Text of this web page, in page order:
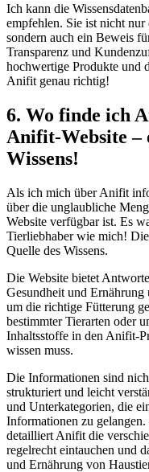
Ich kann die‌
empfehlen. Sie ist nicht⁣
sondern auch ⁢ein ⁣Beweis
Transparenz und
hochwertige Produkte​ und
Anifit⁤ genau richtig!
6. Wo finde ich
Anifit-Website –
Wissens!
Als ich mich über ⁣Anifit⁤
über die unglaubliche
Website verfügbar ist. Es⁢
Tierliebhaber wie mich!
Quelle ⁤des⁢ Wissens.
Die Website bietet
⁤Gesundheit und Ernährung
um die richtige Fütterung
bestimmter ​Tierarten⁢ oder
Inhaltsstoffe in den Anifit-
⁣wissen muss.
Die Informationen sind
strukturiert und leicht
und Unterkategorien, die
Informationen zu
⁢detailliert Anifit die
regelrecht eintauchen und
und Ernährung von